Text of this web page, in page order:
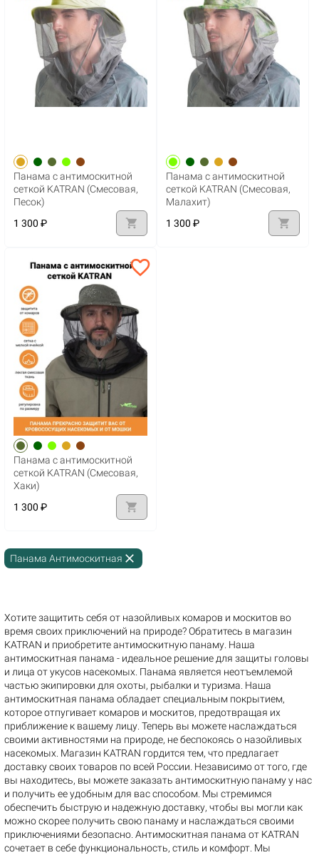
Панама с антимоскитной
сеткой KATRAN (Смесовая,
Песок)
1 300 ₽
shopping_cart
Панама с антимоскитной
сеткой KATRAN (Смесовая,
Малахит)
1 300 ₽
shopping_cart
favorite_border
Панама с антимоскитной
сеткой KATRAN (Смесовая,
Хаки)
1 300 ₽
shopping_cart
Панама Антимоскитная close
Хотите защитить себя от назойливых комаров и москитов во
время своих приключений на природе? Обратитесь в магазин
KATRAN и приобретите антимоскитную панаму. Наша
антимоскитная панама - идеальное решение для защиты головы
и лица от укусов насекомых. Панама является неотъемлемой
частью экипировки для охоты, рыбалки и туризма. Наша
антимоскитная панама обладает специальным покрытием,
которое отпугивает комаров и москитов, предотвращая их
приближение к вашему лицу. Теперь вы можете наслаждаться
своими активностями на природе, не беспокоясь о назойливых
насекомых. Магазин KATRAN гордится тем, что предлагает
доставку своих товаров по всей России. Независимо от того, где
вы находитесь, вы можете заказать антимоскитную панаму у нас
и получить ее удобным для вас способом. Мы стремимся
обеспечить быструю и надежную доставку, чтобы вы могли как
можно скорее получить свою панаму и наслаждаться своими
приключениями безопасно. Антимоскитная панама от KATRAN
сочетает в себе функциональность, стиль и комфорт. Мы